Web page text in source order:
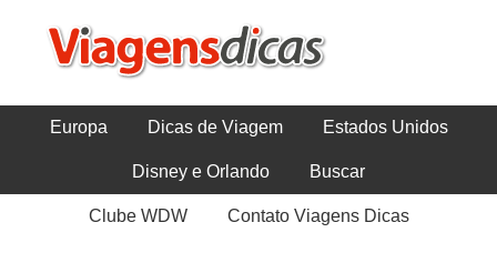
Europa Dicas de Viagem Estados Unidos
Disney e Orlando Buscar
Clube WDW Contato Viagens Dicas